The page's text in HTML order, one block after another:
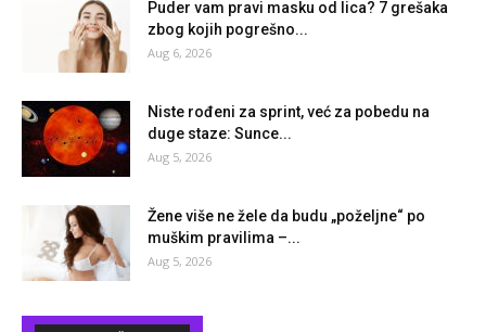
Puder vam pravi masku od lica? 7 grešaka
zbog kojih pogrešno...
Aug 6, 2026
Niste rođeni za sprint, već za pobedu na
duge staze: Sunce...
Aug 5, 2026
Žene više ne žele da budu „poželjne“ po
muškim pravilima –...
Aug 5, 2026